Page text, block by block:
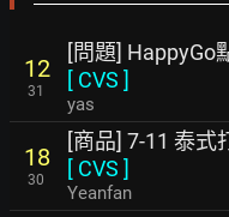
12
31
[問題] HappyGo
[ CVS ]
yas
18
30
[商品] 7-11 泰式
[ CVS ]
Yeanfan